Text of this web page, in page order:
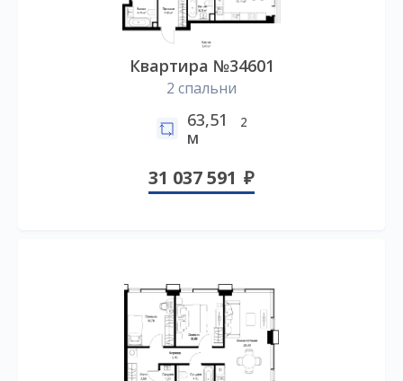
Квартира №34601
2 спальни
63,51
м
2
31 037 591